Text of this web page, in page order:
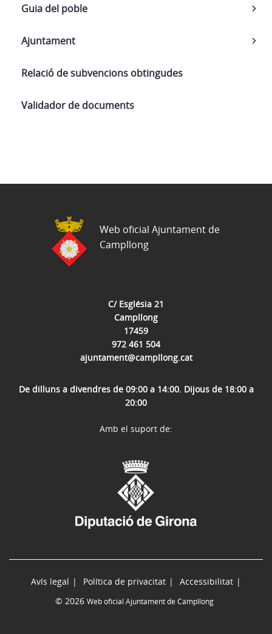
Guia del poble
Ajuntament
Relació de subvencions obtingudes
Validador de documents
C/ Església 21
Campllong
17459
972 461 504
ajuntament@campllong.cat
De dilluns a divendres de 09:00 a 14:00. Dijous de 18:00 a
20:00
Web oficial Ajuntament de
Campllong
Avís legal Política de privacitat
Accessibilitat
© 2026 Web oficial Ajuntament de Campllong
Amb el suport de: